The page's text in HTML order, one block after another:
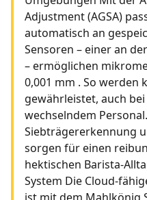
Adjustment (AGSA)
automatisch an
Sensoren – einer an
– ermöglichen
0,001 mm . So werden
gewährleistet, auch
wechselndem
Siebträgererkennung
sorgen für einen
hektischen Barista-
System Die Cloud-